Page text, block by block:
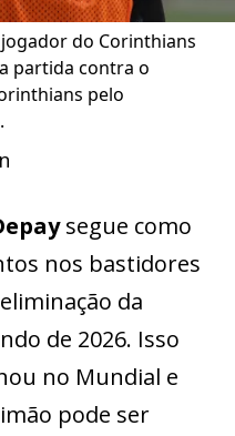
do Corinthians
partida contra o
pelo
segue como
nos bastidores
da
de 2026. Isso
no Mundial e
pode ser